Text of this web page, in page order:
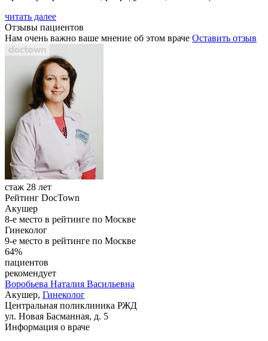
читать далее
Отзывы пациентов
Нам очень важно ваше мнение об этом враче Оставить отзыв
стаж 28 лет
Рейтинг DocTown
Акушер
8-е место в рейтинге по Москве
Гинеколог
9-е место в рейтинге по Москве
64%
пациентов
рекомендует
Воробьева Наталия Васильевна
Акушер, Гинеколог
Центральная поликлиника РЖД
ул. Новая Басманная, д. 5
Информация о враче